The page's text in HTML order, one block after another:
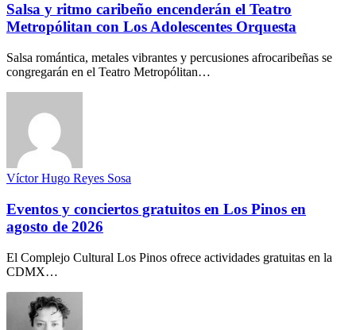
Salsa y ritmo caribeño encenderán el Teatro
Metropólitan con Los Adolescentes Orquesta
Salsa romántica, metales vibrantes y percusiones afrocaribeñas se
congregarán en el Teatro Metropólitan…
Víctor Hugo Reyes Sosa
Eventos y conciertos gratuitos en Los Pinos en
agosto de 2026
El Complejo Cultural Los Pinos ofrece actividades gratuitas en la
CDMX…